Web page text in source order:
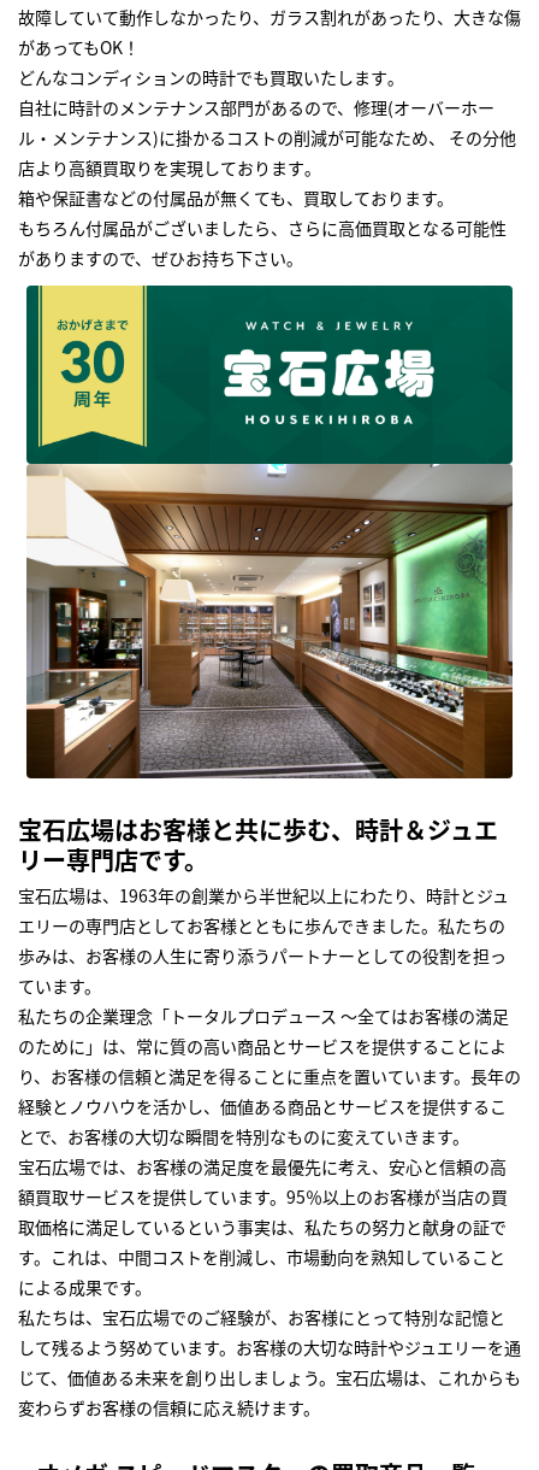
故障していて動作しなかったり、ガラス割れがあったり、大きな傷
があってもOK！
どんなコンディションの時計でも買取いたします｡
自社に時計のメンテナンス部門があるので、修理(オーバーホー
ル・メンテナンス)に掛かるコストの削減が可能なため、 その分他
店より高額買取りを実現しております｡
箱や保証書などの付属品が無くても、買取しております。
もちろん付属品がございましたら、さらに高価買取となる可能性
がありますので、ぜひお持ち下さい｡
宝石広場はお客様と共に歩む、時計＆ジュエ
リー専門店です。
宝石広場は、1963年の創業から半世紀以上にわたり、時計とジュ
エリーの専門店としてお客様とともに歩んできました。私たちの
歩みは、お客様の人生に寄り添うパートナーとしての役割を担っ
ています。
私たちの企業理念「トータルプロデュース ～全てはお客様の満足
のために」は、常に質の高い商品とサービスを提供することによ
り、お客様の信頼と満足を得ることに重点を置いています。長年の
経験とノウハウを活かし、価値ある商品とサービスを提供するこ
とで、お客様の大切な瞬間を特別なものに変えていきます。
宝石広場では、お客様の満足度を最優先に考え、安心と信頼の高
額買取サービスを提供しています。95％以上のお客様が当店の買
取価格に満足しているという事実は、私たちの努力と献身の証で
す。これは、中間コストを削減し、市場動向を熟知していること
による成果です。
私たちは、宝石広場でのご経験が、お客様にとって特別な記憶と
して残るよう努めています。お客様の大切な時計やジュエリーを通
じて、価値ある未来を創り出しましょう。宝石広場は、これからも
変わらずお客様の信頼に応え続けます。